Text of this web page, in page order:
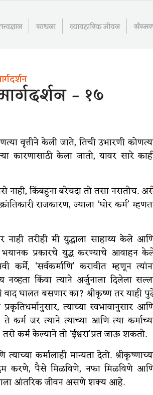
साधना व्यावहारिक जीवन
– १७
वृत्तीने केली जाते, तिची उभारणी
कारणासाठी केला जातो, यावर सारे
नाही, किंबहुना बरेचदा तो तसा नसतोच.
राजकारण, ज्याला ‘घोर कर्म’
तरीही मी युद्धाला साहाय्य केले
भयानक प्रकारचे युद्ध करण्याचे आवाहन
कर्मे, ‘सर्वकर्माणि’ करावीत म्हणून
किंवा त्याने अर्जुनाला दिलेला
वाद घालत बसणार का? श्रीकृष्ण तर याही
त्याच्या स्वभावानुसार
जर त्याने त्याच्या आणि त्या
कर्म केल्याने तो ‘ईश्वरा’प्रत जाऊ शकतो.
त्याच्या कर्मालाही मान्यता देतो.
करणे, पैसे मिळविणे, नफा मिळविणे
आंतरिक जीवन असणे शक्य आहे.